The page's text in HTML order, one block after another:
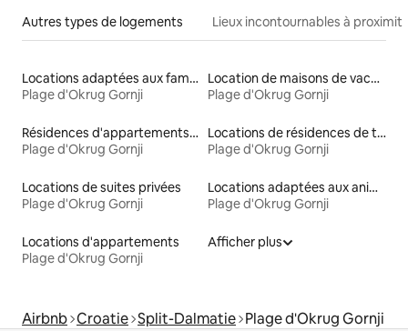
Autres types de logements Lieux incontournables à
Locations adaptées aux familles
Plage d'Okrug Gornji
Location de maisons de vacances
Plage d'Okrug Gornji
Résidences d'appartements en location
Plage d'Okrug Gornji
Locations de résidences de tourisme
Plage d'Okrug Gornji
Locations de suites privées
Plage d'Okrug Gornji
Locations adaptées aux animaux
Plage d'Okrug Gornji
Locations d'appartements
Plage d'Okrug Gornji
Afficher plus
Airbnb Croatie Split-Dalmatie Plage d'Okrug Gornji